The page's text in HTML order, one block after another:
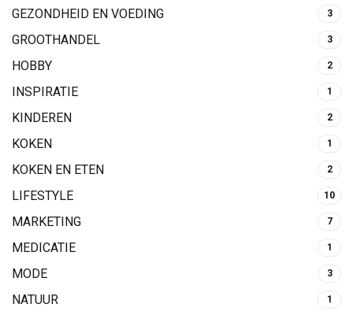
GEZONDHEID EN VOEDING 3
GROOTHANDEL 3
HOBBY 2
INSPIRATIE 1
KINDEREN 2
KOKEN 1
KOKEN EN ETEN 2
LIFESTYLE 10
MARKETING 7
MEDICATIE 1
MODE 3
NATUUR 1